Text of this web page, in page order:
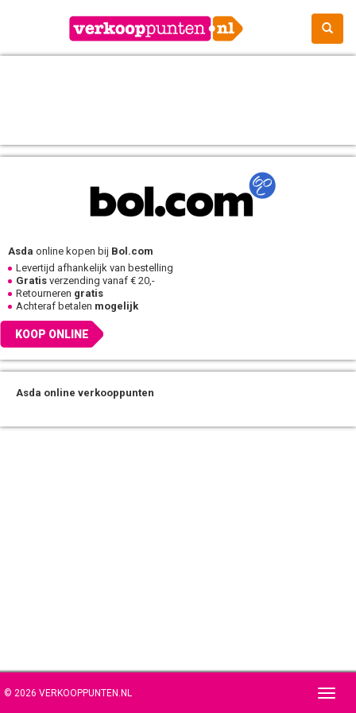
Asda online kopen bij Bol.com
Levertijd afhankelijk van bestelling
Gratis verzending vanaf € 20,-
Retourneren gratis
Achteraf betalen mogelijk
KOOP ONLINE
Asda online verkooppunten
© 2026 VERKOOPPUNTEN.NL